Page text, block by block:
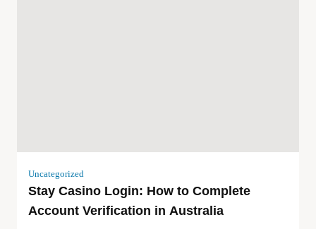
Uncategorized
Stay Casino Login: How to Complete
Account Verification in Australia